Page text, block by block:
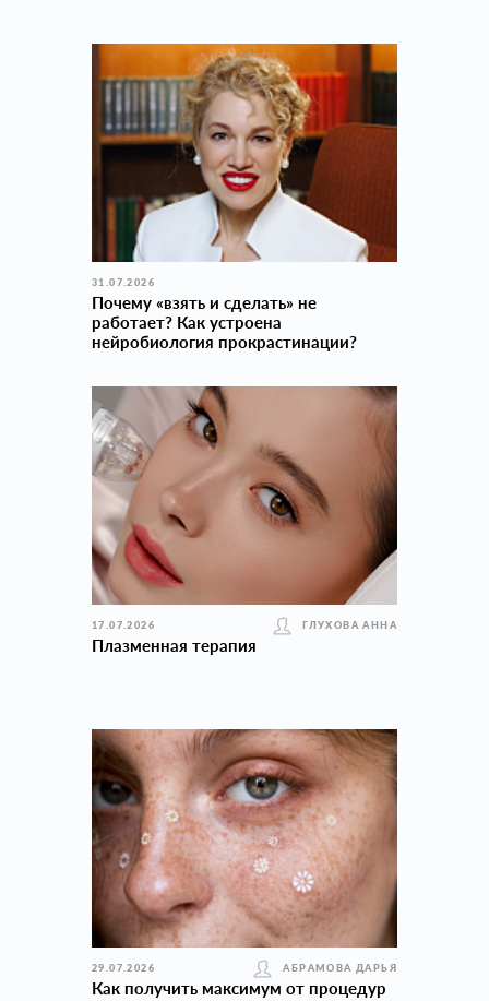
31.07.2026
Почему «взять и сделать» не
работает? Как устроена
нейробиология прокраcтинации?
17.07.2026 ГЛУХОВА АННА
Плазменная терапия
29.07.2026 АБРАМОВА ДАРЬЯ
Как получить максимум от процедур